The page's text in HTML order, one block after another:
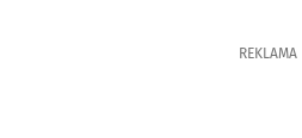
REKLAMA